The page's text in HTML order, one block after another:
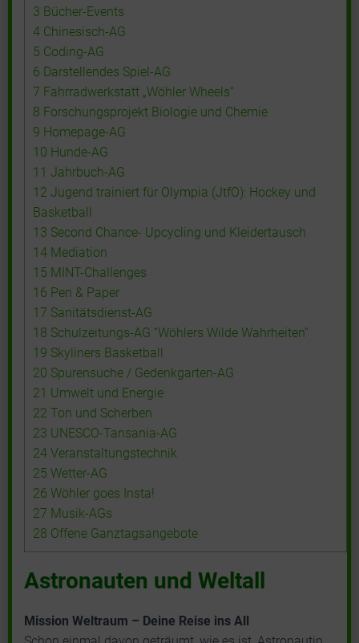
3 Bücher-Events
4 Chinesisch-AG
5 Coding-AG
6 Darstellendes Spiel-AG
7 Fahrradwerkstatt „Wöhler Wheels“
8 Forschungsprojekt Biologie und Chemie
9 Homepage-AG
10 Hunde-AG
11 Jahrbuch-AG
12 Jugend trainiert für Olympia (JtfO): Hockey und
Basketball
13 Second Chance- Upcycling und Kleidertausch
14 Mediation
15 MINT-Challenges
16 Pen & Paper
17 Sanitätsdienst-AG
18 Schulzeitungs-AG “Wöhlers Wilde Wahrheiten”
19 Skyliners Basketball
20 Spurensuche / Gedenkgarten-AG
21 Umwelt und Energie
22 Ton und Scherben
23 UNESCO-Tansania-AG
24 Veranstaltungstechnik
25 Wetter-AG
26 Wöhler goes Insta!
27 Musik-AGs
28 Offene Ganztagsangebote
Astronauten und Weltall
Mission Weltraum – Deine Reise ins All